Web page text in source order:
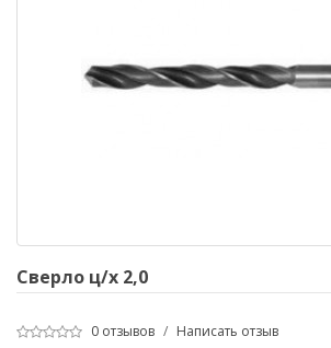
Сверло ц/х 2,0
0 отзывов / Написать отзыв